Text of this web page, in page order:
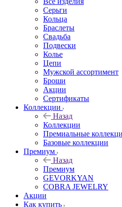
Серьги
Кольца
Браслеты
Свадьба
Подвески
Колье
Цепи
Мужской ассортимент
Броши
Акции
Сертификаты
Коллекции
Назад
Коллекции
Премиальные
Базовые коллекции
Премиум
Назад
Премиум
GEVORKYAN
COBRA JEWELRY
Акции
Как купить